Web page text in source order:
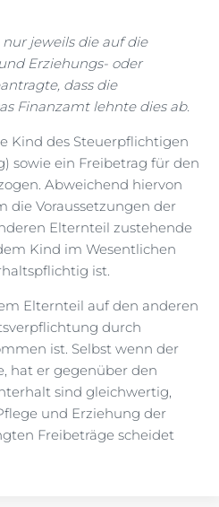
jeweils die auf die
Erziehungs- oder
dass die
Finanzamt lehnte dies ab.
Kind des Steuerpflichtigen
sowie ein Freibetrag für den
Abweichend hiervon
Voraussetzungen der
Elternteil zustehende
Kind im Wesentlichen
ist.
Elternteil auf den anderen
durch
ist. Selbst wenn der
hat er gegenüber den
sind gleichwertig,
und Erziehung der
Freibeträge scheidet